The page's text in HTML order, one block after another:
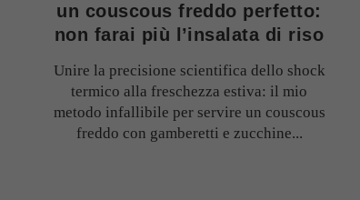
un couscous freddo perfetto:
non farai più l’insalata di riso
Unire la precisione scientifica dello shock
termico alla freschezza estiva: il mio
metodo infallibile per servire un couscous
freddo con gamberetti e zucchine...